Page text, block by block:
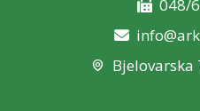
048/
Bjelovarska